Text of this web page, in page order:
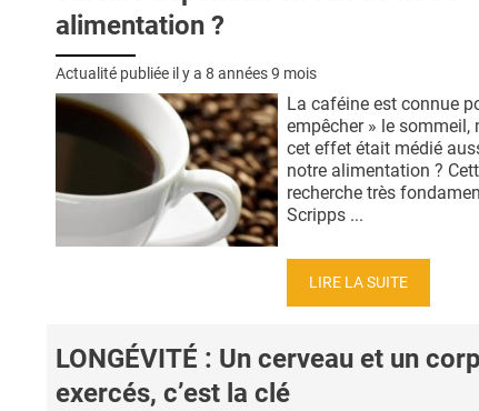
alimentation ?
Actualité publiée il y a 8 années 9 mois
La caféine est connue
empêcher » le sommeil,
cet effet était médié
notre alimentation ?
recherche très
Scripps ...
LIRE LA SUITE
LONGÉVITÉ : Un cerveau et un
exercés, c’est la clé